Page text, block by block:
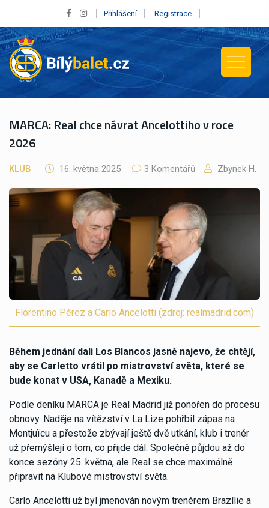
Přihlášení Registrace
MARCA: Real chce návrat Ancelottiho v roce
2026
KLUB 16. května 2025 3 Komentářů Zbynek H.
Florentino Pérez a Carlo Ancelotti (zdroj: realmadrid.com)
Během jednání dali Los Blancos jasně najevo, že chtějí,
aby se Carletto vrátil po mistrovství světa, které se
bude konat v USA, Kanadě a Mexiku.
Podle deníku MARCA je Real Madrid již ponořen do procesu
obnovy. Naděje na vítězství v La Lize pohřbil zápas na
Montjuïcu a přestože zbývají ještě dvě utkání, klub i trenér
už přemýšlejí o tom, co přijde dál. Společně půjdou až do
konce sezóny 25. května, ale Real se chce maximálně
připravit na Klubové mistrovství světa.
Carlo Ancelotti už byl jmenován novým trenérem Brazílie a